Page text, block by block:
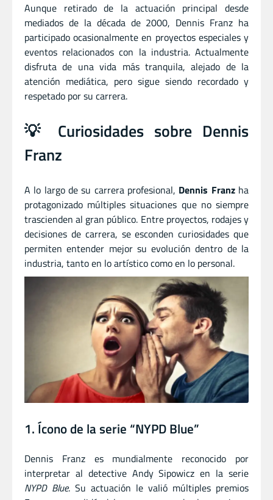
Aunque retirado de la actuación principal desde
mediados de la década de 2000, Dennis Franz ha
participado ocasionalmente en proyectos especiales y
eventos relacionados con la industria. Actualmente
disfruta de una vida más tranquila, alejado de la
atención mediática, pero sigue siendo recordado y
respetado por su carrera.
💡 Curiosidades sobre Dennis
Franz
A lo largo de su carrera profesional, Dennis Franzha
protagonizado múltiples situaciones que no siempre
trascienden al gran público. Entre proyectos, rodajes y
decisiones de carrera, se esconden curiosidades que
permiten entender mejor su evolución dentro de la
industria, tanto en lo artístico como en lo personal.
1. Ícono de la serie “NYPD Blue”
Dennis Franz es mundialmente reconocido por
interpretar al detective Andy Sipowicz en la serie
NYPD Blue. Su actuación le valió múltiples premios